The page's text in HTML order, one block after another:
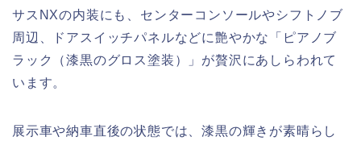
サスNXの内装にも、センターコンソールやシフトノブ
周辺、ドアスイッチパネルなどに艶やかな「ピアノブ
ラック（漆黒のグロス塗装）」が贅沢にあしらわれて
います。
展示車や納車直後の状態では、漆黒の輝きが素晴らし